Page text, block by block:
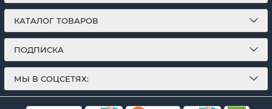
КАТАЛОГ ТОВАРОВ
ПОДПИСКА
МЫ В СОЦСЕТЯХ: